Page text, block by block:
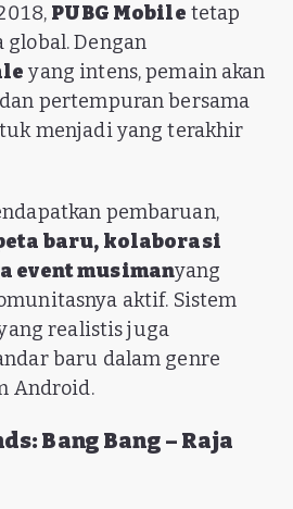
PUBG Mobile tetap
Dengan
yang intens, pemain akan
pertempuran bersama
menjadi yang terakhir
pembaruan,
baru, kolaborasi
event musimanyang
aktif. Sistem
realistis juga
baru dalam genre
Android.
Bang Bang – Raja